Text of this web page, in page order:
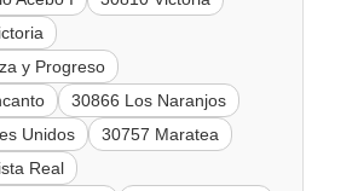
y Progreso
30866 Los Naranjos
Unidos
30757 Maratea
Real